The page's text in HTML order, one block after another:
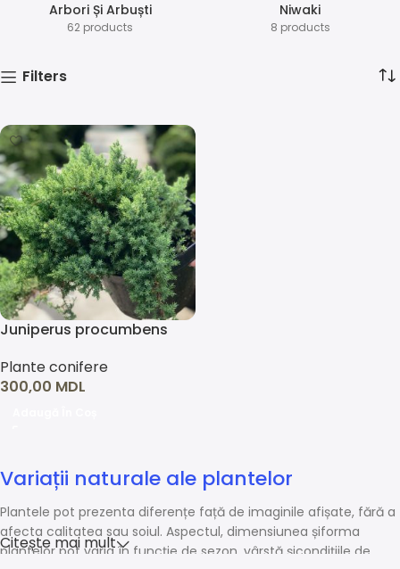
Arbori Și Arbuști
62 products
⁠Niwaki
8 products
Filters
Juniperus procumbens
Plante conifere
300,00 MDL
Variații naturale ale plantelor
Plantele pot prezenta diferențe față de imaginile afișate, fără a
afecta calitatea sau soiul. Aspectul, dimensiunea șiforma
plantelor pot varia în funcție de sezon, vârstă șicondițiile de
Citește mai mult